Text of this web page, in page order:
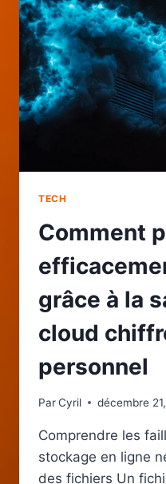
UTILISER
UN
POUR
SES
ACCÈS
EN
TECH
Comment
grâce à la
cloud
personnel
ParCyril décembre
Comprendre les
stockage en ligne
des fichiers Un